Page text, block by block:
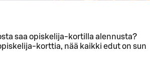
saa opiskelija-kortilla alennusta?
korttia, nää kaikki edut on sun